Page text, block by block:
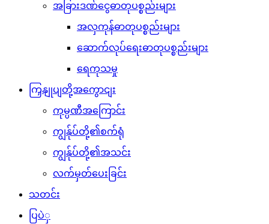
အခြားဒဏ်ငွေဓာတုပစ္စည်းများ
အလှကုန်ဓာတုပစ္စည်းများ
ဆောက်လုပ်ရေးဓာတုပစ္စည်းများ
ရေကုသမှု
ကြှနျုပျတို့အကွောငျး
ကုမ္ပဏီအကြောင်း
ကျွန်ုပ်တို့၏စက်ရုံ
ကျွန်ုပ်တို့၏အသင်း
လက်မှတ်ပေးခြင်း
သတင်း
ပြပဲှ